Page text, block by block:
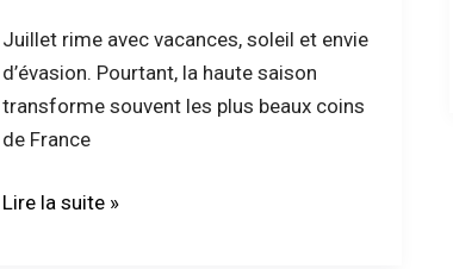
Juillet rime avec vacances, soleil et envie
d’évasion. Pourtant, la haute saison
transforme souvent les plus beaux coins
de France
?
Lire la suite »